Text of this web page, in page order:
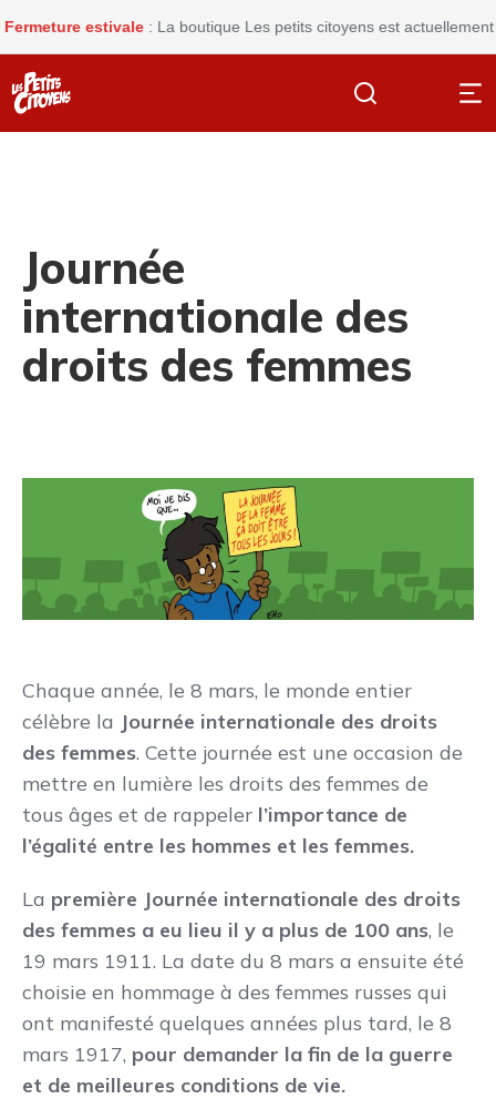
estivale: La boutique Les petits citoyens est actuellement
Journée
internationale des
droits des femmes
Chaque année, le 8 mars, le monde entier
célèbre la Journée internationale des droits
des femmes. Cette journée est une occasion de
mettre en lumière les droits des femmes de
tous âges et de rappeler l’importance de
l’égalité entre les hommes et les femmes.
La première Journée internationale des droits
des femmes a eu lieu il y a plus de 100 ans, le
19 mars 1911. La date du 8 mars a ensuite été
choisie en hommage à des femmes russes qui
ont manifesté quelques années plus tard, le 8
mars 1917, pour demander la fin de la guerre
et de meilleures conditions de vie.